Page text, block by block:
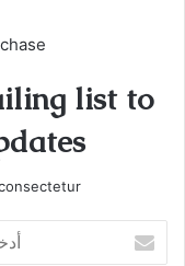
list to
بريدك